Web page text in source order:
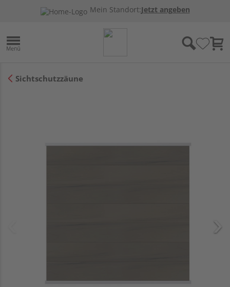
Mein Standort:Jetzt angeben
Sichtschutzzäune